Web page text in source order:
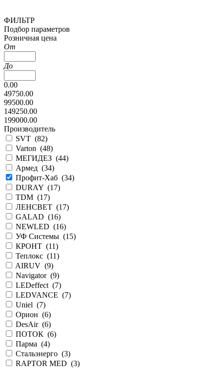
ФИЛЬТР
Подбор параметров
Розничная цена
От
До
0.00
49750.00
99500.00
149250.00
199000.00
Производитель
SVT (82)
Varton (48)
МЕГИДЕЗ (44)
Армед (34)
Профит-Хаб (34)
DURAY (17)
TDM (17)
ЛЕНСВЕТ (17)
GALAD (16)
NEWLED (16)
УФ Системы (15)
КРОНТ (11)
Теплокс (11)
AIRUV (9)
Navigator (9)
LEDeffect (7)
LEDVANCE (7)
Uniel (7)
Орион (6)
DesAir (6)
ПОТОК (6)
Парма (4)
Стальэнерго (3)
RAPTOR MED (3)